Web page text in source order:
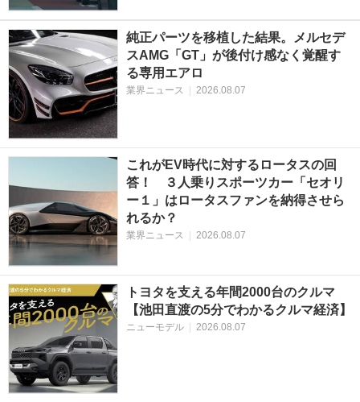
純正パーツを移植した結果。メルセデ
スAMG「GT」が後付け感なく覚醒す
る専用エアロ
業界ニュース | 2026.08.07
これがEV時代に対するロータスの回
答！ ３人乗りスポーツカー「セオリ
ー１」はロータスファンを納得させら
れるか？
業界ニュース | 2026.08.07
トヨタを支える年間2000台のクルマ
【池田直渡の5分でわかるクルマ経済】
ニューモデル | 2026.08.07